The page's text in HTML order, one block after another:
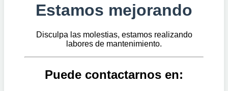
Estamos mejorando
Disculpa las molestias, estamos realizando
labores de mantenimiento.
Puede contactarnos en: